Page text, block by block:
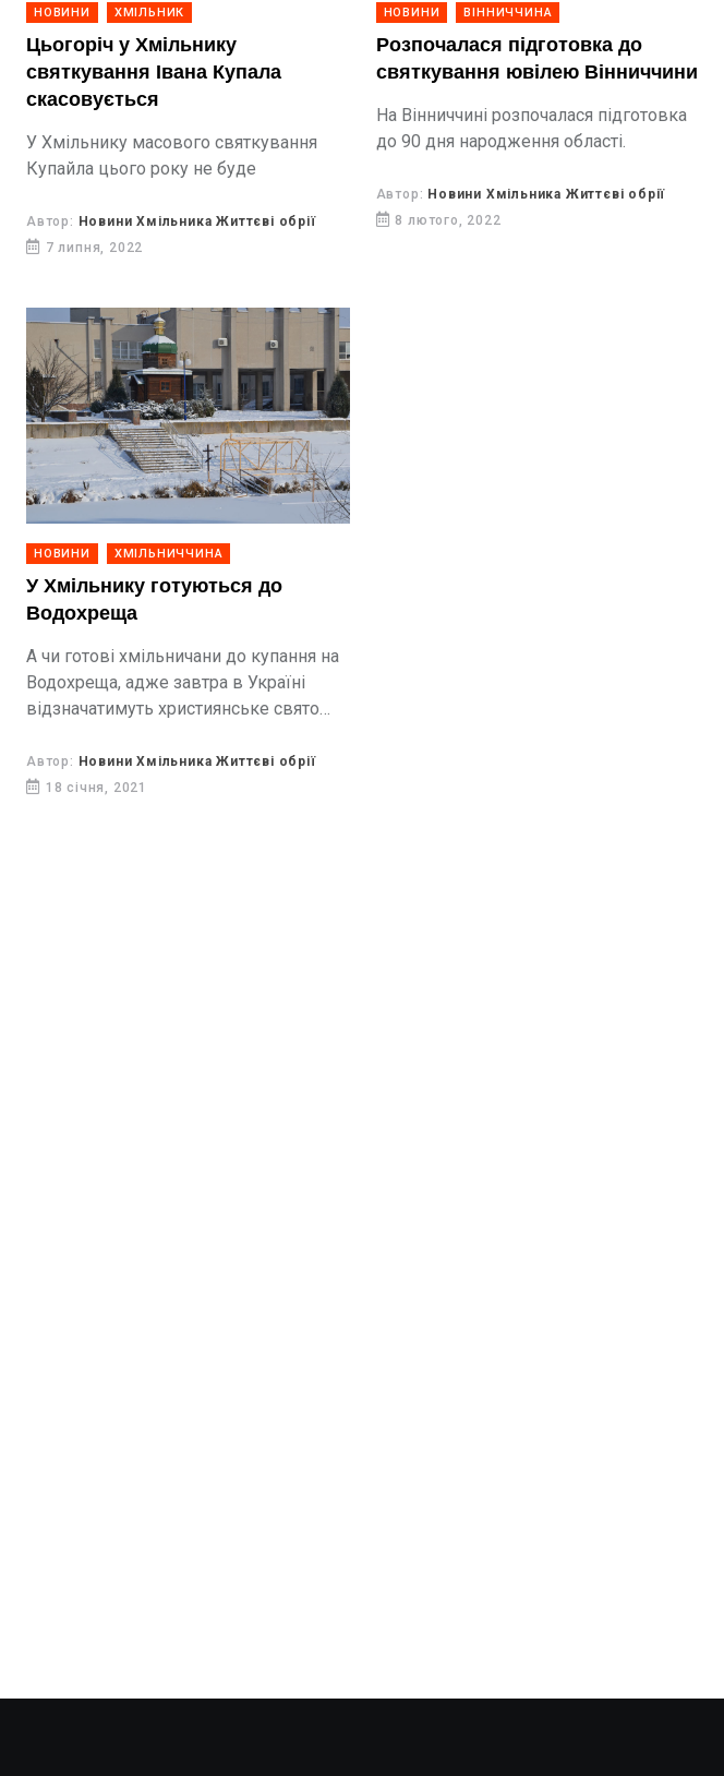
НОВИНИ ХМІЛЬНИК
Цьогоріч у Хмільнику
святкування Івана Купала
скасовується
У Хмільнику масового святкування
Купайла цього року не буде
Автор: Новини Хмільника Життєві обрії
7 липня, 2022
НОВИНИ ВІННИЧЧИНА
Розпочалася підготовка до
святкування ювілею Вінниччини
На Вінниччині розпочалася підготовка
до 90 дня народження області.
Автор: Новини Хмільника Життєві обрії
8 лютого, 2022
НОВИНИ ХМІЛЬНИЧЧИНА
У Хмільнику готуються до
Водохреща
А чи готові хмільничани до купання на
Водохреща, адже завтра в Україні
відзначатимуть християнське свято
розпочалась підготовка до
святкування.
Автор: Новини Хмільника Життєві обрії
18 січня, 2021